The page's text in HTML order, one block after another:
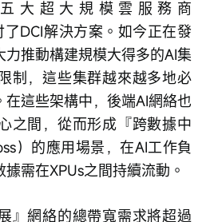
大超大規模雲服務商
了DCI解決方案。如今正在發
推動構建規模大得多的AI集
制，這些集群越來越多地必
這些架構中，後端AI網絡也
之間，從而形成『跨數據中
）的應用場景，在AI工作負
需在XPUs之間持續流動。
』網絡的總帶寬需求將超過